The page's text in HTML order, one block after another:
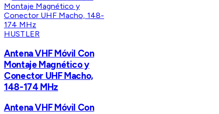
HUSTLER
Antena VHF Móvil Con
Montaje Magnético y
Conector UHF Macho,
148-174 MHz
Antena VHF Móvil Con